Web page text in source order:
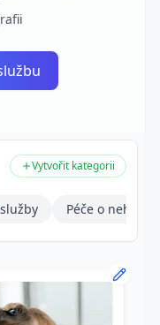
Vytvořit kategorii
Péče o nehty